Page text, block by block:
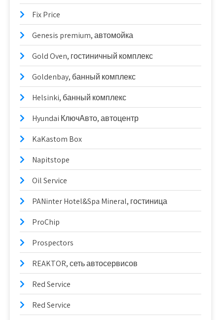
Fix Price
Genesis premium, автомойка
Gold Oven, гостиничный комплекс
Goldenbay, банный комплекс
Helsinki, банный комплекс
Hyundai КлючАвто, автоцентр
KaKastom Box
Napitstope
Oil Service
PANinter Hotel&Spa Mineral, гостиница
ProChip
Prospectors
REAKTOR, сеть автосервисов
Red Service
Red Service